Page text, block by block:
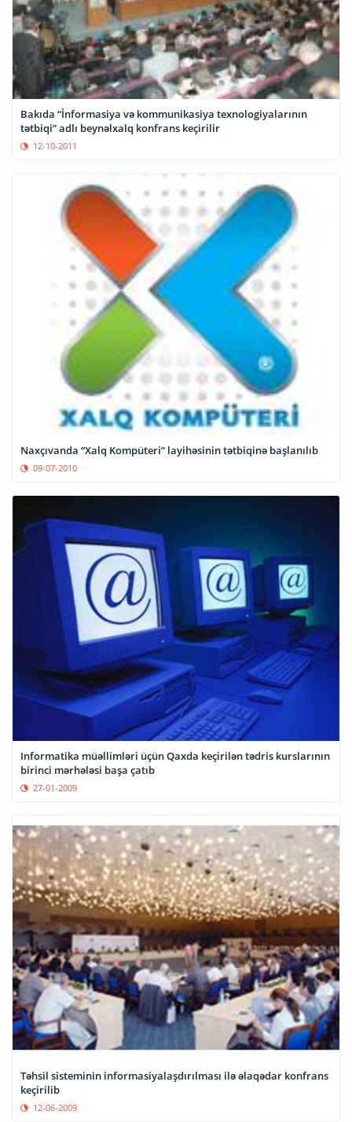
Bakıda “İnformasiya və kommunikasiya texnologiyalarının
tətbiqi” adlı beynəlxalq konfrans keçirilir
12-10-2011
Naxçıvanda “Xalq Kompüteri” layihəsinin tətbiqinə başlanılıb
09-07-2010
Informatika müəllimləri üçün Qaxda keçirilən tədris kurslarının
birinci mərhələsi başa çatıb
27-01-2009
Təhsil sisteminin informasiyalaşdırılması ilə əlaqədar konfrans
keçirilib
12-06-2009